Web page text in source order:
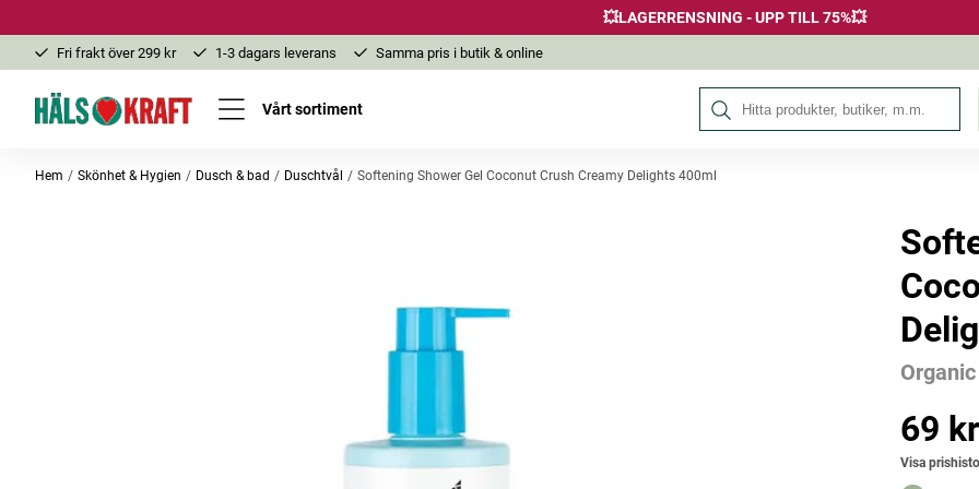
💥LAGERRENSNING - UPP TILL 75%💥
Fri frakt över 299 kr 1-3 dagars leverans Samma pris i butik & online
Vårt sortiment Sök på Hälsokraft
Hem Skönhet & Hygien Dusch & bad Duschtvål Softening Shower Gel Coconut Crush Creamy Delights 400ml
Andra köpte också
Pris: 69 kr
69 kr
Visa